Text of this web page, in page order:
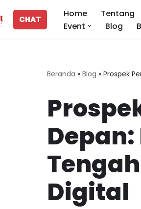
CHAT
Home Tentang
Event
Blog
Beranda » Blog » Prospek
Digital